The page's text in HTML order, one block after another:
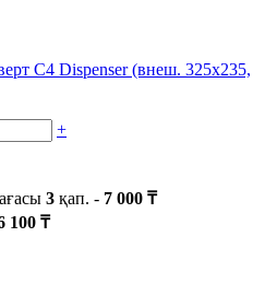
С4 Dispenser (внеш. 325х235,
+
3 қап. - 7 000 ₸
100 ₸